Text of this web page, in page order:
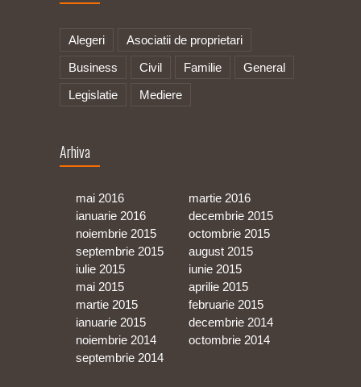
Alegeri
Asociatii de proprietari
Business
Civil Familie
General
Legislatie
Mediere
Arhiva
mai 2016
martie 2016
ianuarie 2016
decembrie 2015
noiembrie 2015
octombrie 2015
septembrie 2015
august 2015
iulie 2015
iunie 2015
mai 2015
aprilie 2015
martie 2015
februarie 2015
ianuarie 2015
decembrie 2014
noiembrie 2014
octombrie 2014
septembrie 2014